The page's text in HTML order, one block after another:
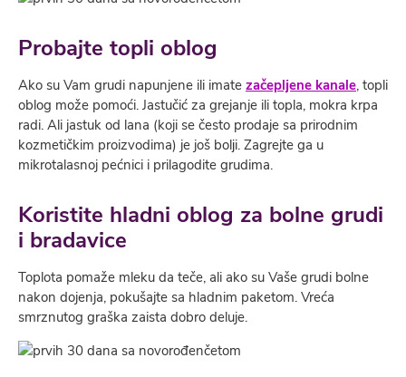
Probajte topli oblog
Ako su Vam grudi napunjene ili imate začeplјene kanale, topli
oblog može pomoći. Jastučić za grejanje ili topla, mokra krpa
radi. Ali jastuk od lana (koji se često prodaje sa prirodnim
kozmetičkim proizvodima) je još bolјi. Zagrejte ga u
mikrotalasnoj pećnici i prilagodite grudima.
Koristite hladni oblog za bolne grudi
i bradavice
Toplota pomaže mleku da teče, ali ako su Vaše grudi bolne
nakon dojenja, pokušajte sa hladnim paketom. Vreća
smrznutog graška zaista dobro deluje.